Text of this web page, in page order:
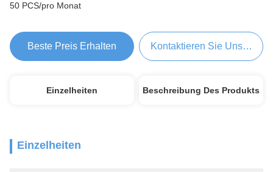
50 PCS/pro Monat
Beste Preis Erhalten Kontaktieren Sie Uns Jetzt
Einzelheiten Beschreibung Des Produkts
Einzelheiten